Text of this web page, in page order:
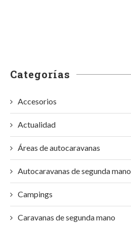
Categorías
Accesorios
Actualidad
Áreas de autocaravanas
Autocaravanas de segunda mano
Campings
Caravanas de segunda mano